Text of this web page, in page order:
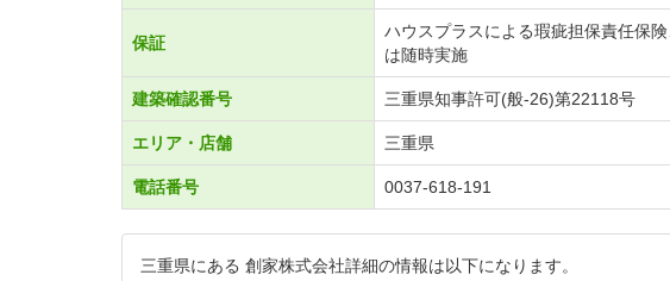
保証
ハウスプラスによる瑕疵担保責任保
は随時実施
建築確認番号 三重県知事許可(般-26)第22118号
エリア・店舗 三重県
電話番号 0037-618-191
三重県にある 創家株式会社詳細の情報は以下になります。